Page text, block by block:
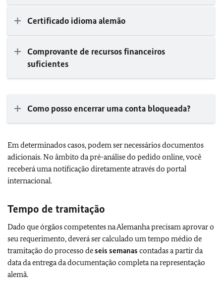
Certificado idioma alemão
Comprovante de recursos financeiros
suficientes
Como posso encerrar uma conta bloqueada?
Em determinados casos, podem ser necessários documentos
adicionais. No âmbito da pré-análise do pedido online, você
receberá uma notificação diretamente através do portal
internacional.
Tempo de tramitação
Dado que órgãos competentes na Alemanha precisam aprovar o
seu requerimento, deverá ser calculado um tempo médio de
tramitação do processo deseis semanas contadas a partir da
data da entrega da documentação completa na representação
alemã.